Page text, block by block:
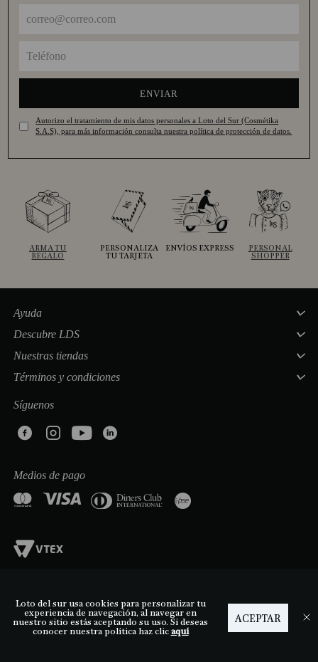
ENVIAR
Autorizo el tratamiento de mis datos personales a Loto del Sur (Cosmétika
S.A.S), para más información consulta nuestra política de protección de datos.
ARMA TU
REGALO
PERSONALIZA
TU TARJETA
ENVÍOS EXPRESS
PERSONAL
SHOPPER
Ayuda
Descubre LDS
Nuestras tiendas
Términos y condiciones
Síguenos
Medios de pago
ACEPTAR
Loto del sur usa cookies para personalizar tu
experiencia de navegación, al navegar en
nuestro sitio estás aceptando su uso. Si deseas
conocer nuestra política haz clicaquí